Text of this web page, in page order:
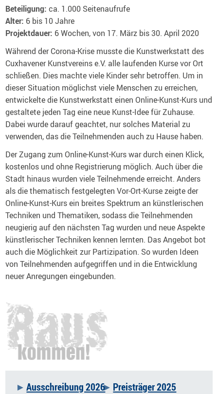
Beteiligung:ca. 1.000 Seitenaufrufe
Alter: 6 bis 10 Jahre
Projektdauer: 6 Wochen, von 17. März bis 30. April 2020
Während der Corona-Krise musste die Kunstwerkstatt des
Cuxhavener Kunstvereins e.V. alle laufenden Kurse vor Ort
schließen. Dies machte viele Kinder sehr betroffen. Um in
dieser Situation möglichst viele Menschen zu erreichen,
entwickelte die Kunstwerkstatt einen Online-Kunst-Kurs und
gestaltete jeden Tag eine neue Kunst-Idee für Zuhause.
Dabei wurde darauf geachtet, nur solches Material zu
verwenden, das die Teilnehmenden auch zu Hause haben.
Der Zugang zum Online-Kunst-Kurs war durch einen Klick,
kostenlos und ohne Registrierung möglich. Auch über die
Stadt hinaus wurden viele Teilnehmende erreicht. Anders
als die thematisch festgelegten Vor-Ort-Kurse zeigte der
Online-Kunst-Kurs ein breites Spektrum an künstlerischen
Techniken und Thematiken, sodass die Teilnehmenden
neugierig auf den nächsten Tag wurden und neue Aspekte
künstlerischer Techniken kennen lernten. Das Angebot bot
auch die Möglichkeit zur Partizipation. So wurden Ideen
von Teilnehmenden aufgegriffen und in die Entwicklung
neuer Anregungen eingebunden.
Ausschreibung 2026
Preisträger 2025